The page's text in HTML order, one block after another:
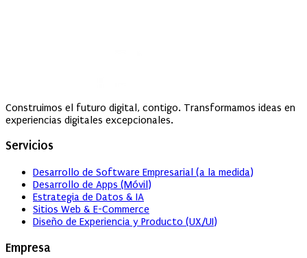
Construimos el futuro digital, contigo. Transformamos ideas en
experiencias digitales excepcionales.
Servicios
Desarrollo de Software Empresarial (a la medida)
Desarrollo de Apps (Móvil)
Estrategia de Datos & IA
Sitios Web & E-Commerce
Diseño de Experiencia y Producto (UX/UI)
Empresa